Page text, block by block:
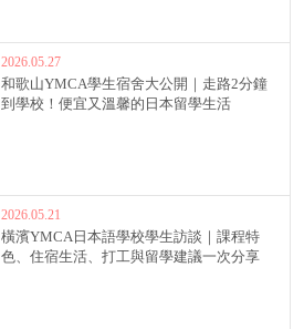
2026.05.27
和歌山YMCA學生宿舍大公開｜走路2分鐘
到學校！便宜又溫馨的日本留學生活
2026.05.21
橫濱YMCA日本語學校學生訪談｜課程特
色、住宿生活、打工與留學建議一次分享